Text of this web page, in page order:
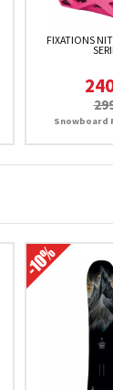
FIXATIONS
Snowboard